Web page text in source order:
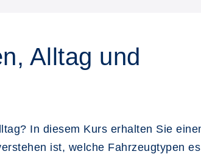
Alltag und
In diesem Kurs erhalten Sie
ist, welche Fahrzeugtypen